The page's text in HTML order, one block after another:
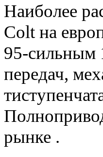
Наиболее
Colt на
95-сильным
передач,
рынке .